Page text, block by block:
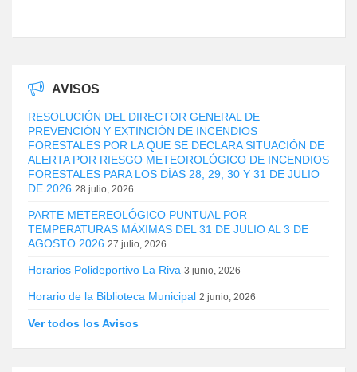
AVISOS
RESOLUCIÓN DEL DIRECTOR GENERAL DE
PREVENCIÓN Y EXTINCIÓN DE INCENDIOS
FORESTALES POR LA QUE SE DECLARA SITUACIÓN DE
ALERTA POR RIESGO METEOROLÓGICO DE INCENDIOS
FORESTALES PARA LOS DÍAS 28, 29, 30 Y 31 DE JULIO
DE 2026 28 julio, 2026
PARTE METEREOLÓGICO PUNTUAL POR
TEMPERATURAS MÁXIMAS DEL 31 DE JULIO AL 3 DE
AGOSTO 2026 27 julio, 2026
Horarios Polideportivo La Riva 3 junio, 2026
Horario de la Biblioteca Municipal 2 junio, 2026
Ver todos los Avisos